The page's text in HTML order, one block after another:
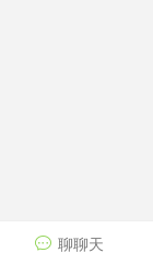
 聊聊天